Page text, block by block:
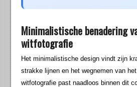
Minimalistische benadering
witfotografie
Het minimalistische design vindt zijn
strakke lijnen en het wegnemen van
witfotografie past naadloos binnen dit